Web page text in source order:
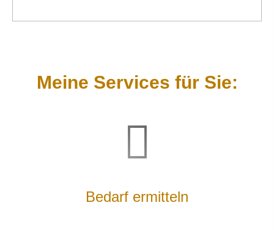
Meine Services für Sie:
Bedarf ermitteln